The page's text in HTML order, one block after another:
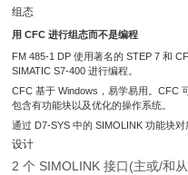
组态
用 CFC 进行组态而不是编程
FM 485-1 DP 使用著名的 STEP 7 和
SIMATIC S7-400 进行编程。
CFC 基于 Windows，易学易用。CFC
包含有功能块以及优化的操作系统。
通过 D7-SYS 中的 SIMOLINK 功能块对
设计
2 个 SIMOLINK 接口(主或/和